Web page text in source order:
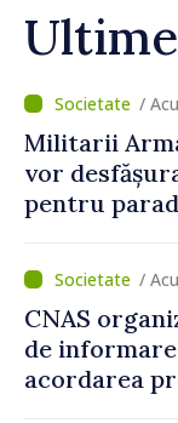
/
Militarii
vor
pentru
/
CNAS
de
acordarea